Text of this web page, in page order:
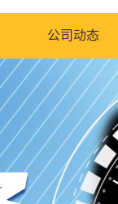
公司动态